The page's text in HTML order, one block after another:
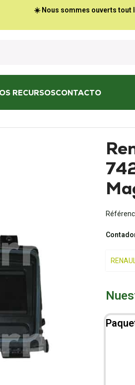
☀️ Nous sommes ouverts tout
RECURSOSCONTACTO